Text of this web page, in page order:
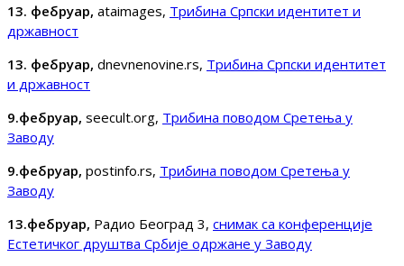
13. фебруар, ataimages, Трибина Српски идентитет и
државност
13. фебруар, dnevnenovine.rs, Трибина Српски идентитет
и државност
9.фебруар, seecult.org, Трибина поводом Сретења у
Заводу
9.фебруар, postinfo.rs, Трибина поводом Сретења у
Заводу
13.фебруар, Радио Београд 3, снимак са конференције
Естетичког друштва Србије одржане у Заводу